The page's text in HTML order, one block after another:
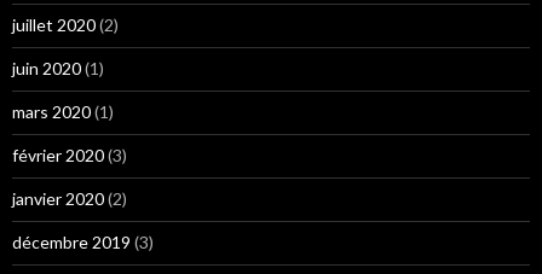
juillet 2020(2)
juin 2020(1)
mars 2020(1)
février 2020(3)
janvier 2020(2)
décembre 2019 (3)